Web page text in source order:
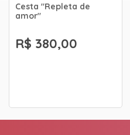
Cesta "Repleta de
amor"
R$ 380,00